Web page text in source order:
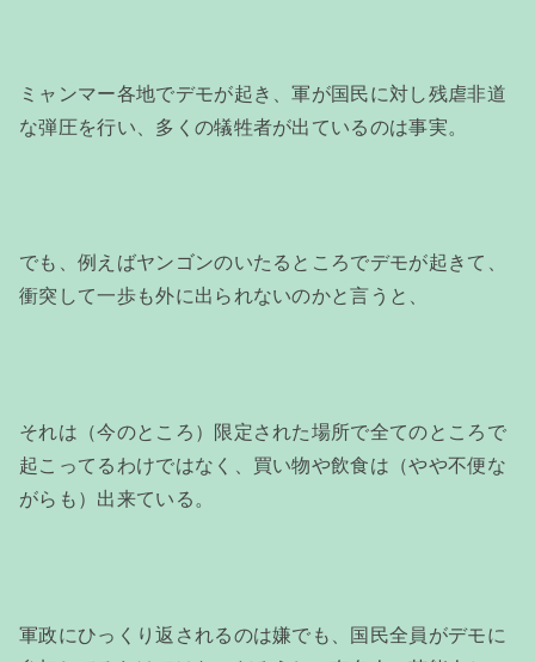
ミャンマー各地でデモが起き、軍が国民に対し残虐非道
な弾圧を行い、多くの犠牲者が出ているのは事実。
でも、例えばヤンゴンのいたるところでデモが起きて、
衝突して一歩も外に出られないのかと言うと、
それは（今のところ）限定された場所で全てのところで
起こってるわけではなく、買い物や飲食は（やや不便な
がらも）出来ている。
軍政にひっくり返されるのは嫌でも、国民全員がデモに